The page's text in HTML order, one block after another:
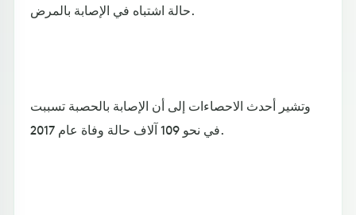
حالة اشتباه في الإصابة بالمرض.
وتشير أحدث الاحصاءات إلى أن الإصابة بالحصبة تسببت
في نحو 109 آلاف حالة وفاة عام 2017.